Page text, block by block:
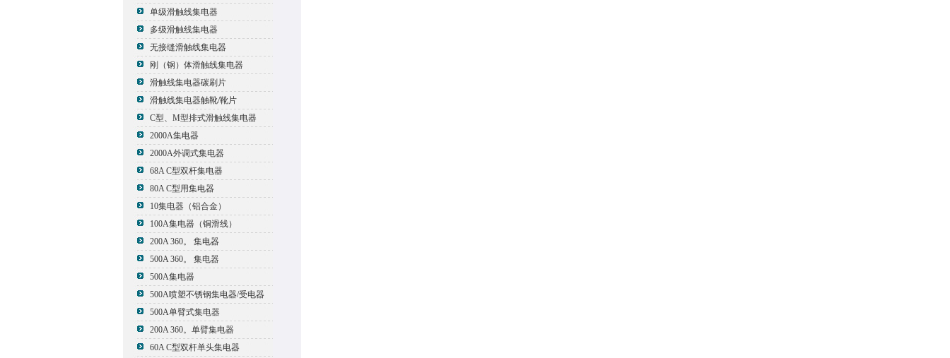
单级滑触线集电器
多级滑触线集电器
无接缝滑触线集电器
刚（钢）体滑触线集电器
滑触线集电器碳刷片
滑触线集电器触靴/靴片
C型、M型排式滑触线集电器
2000A集电器
2000A外调式集电器
68A C型双杆集电器
80A C型用集电器
10集电器（铝合金）
100A集电器（铜滑线）
200A 360。 集电器
500A 360。 集电器
500A集电器
500A喷塑不锈钢集电器/受电器
500A单臂式集电器
200A 360。单臂集电器
60A C型双杆单头集电器